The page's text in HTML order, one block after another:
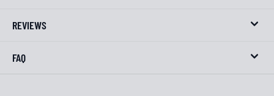
REVIEWS
FAQ